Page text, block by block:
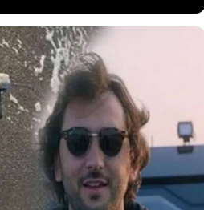
ve yarı batık halde
beş gündür haber alınamıyor.
merak ettiği arama
iki koldan yeni gelişmeler